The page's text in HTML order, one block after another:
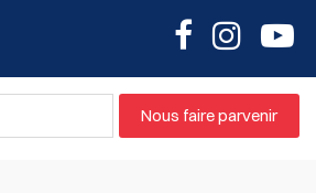
Nous faire parvenir